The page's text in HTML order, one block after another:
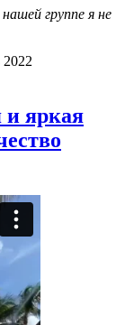
группе я не
2022
и яркая